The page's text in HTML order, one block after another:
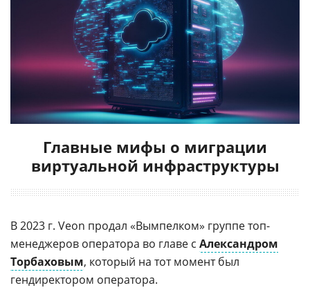
Главные мифы о миграции
виртуальной инфраструктуры
В 2023 г. Veon продал «Вымпелком» группе топ-
менеджеров оператора во главе с Александром
Торбаховым, который на тот момент был
гендиректором оператора.